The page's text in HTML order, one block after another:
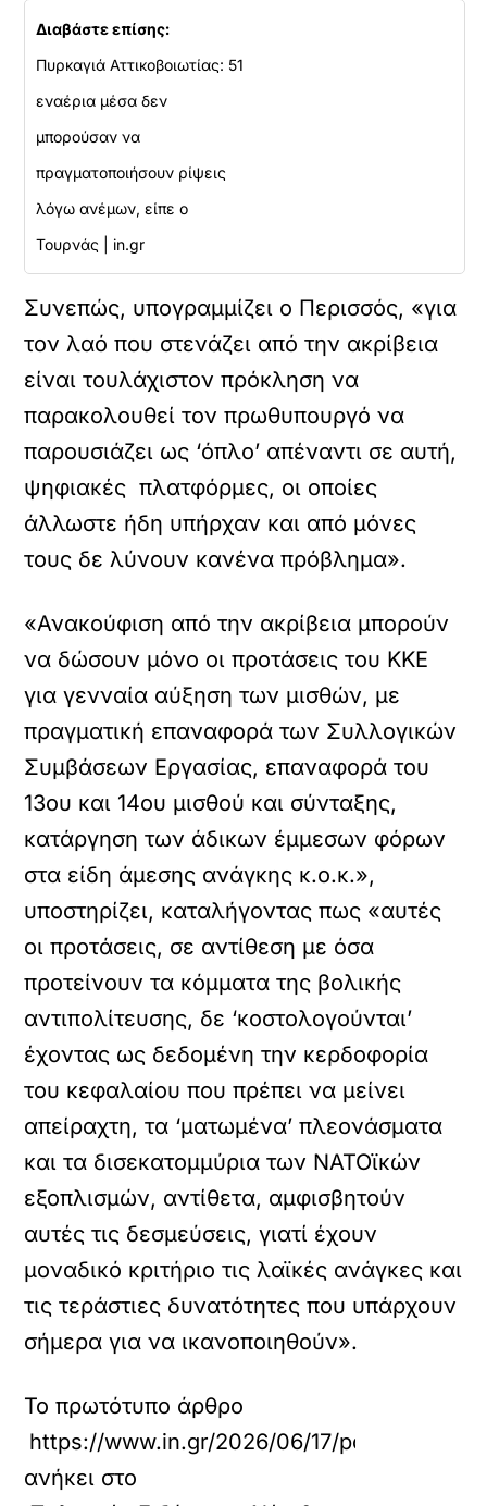
Διαβάστε επίσης:
Πυρκαγιά Αττικοβοιωτίας: 51
εναέρια μέσα δεν
μπορούσαν να
πραγματοποιήσουν ρίψεις
λόγω ανέμων, είπε ο
Τουρνάς | in.gr
Συνεπώς, υπογραμμίζει ο Περισσός, «για
τον λαό που στενάζει από την ακρίβεια
είναι τουλάχιστον πρόκληση να
παρακολουθεί τον πρωθυπουργό να
παρουσιάζει ως ‘όπλο’ απέναντι σε αυτή,
ψηφιακές πλατφόρμες, οι οποίες
άλλωστε ήδη υπήρχαν και από μόνες
τους δε λύνουν κανένα πρόβλημα».
«Ανακούφιση από την ακρίβεια μπορούν
να δώσουν μόνο οι προτάσεις του ΚΚΕ
για γενναία αύξηση των μισθών, με
πραγματική επαναφορά των Συλλογικών
Συμβάσεων Εργασίας, επαναφορά του
13ου και 14ου μισθού και σύνταξης,
κατάργηση των άδικων έμμεσων φόρων
στα είδη άμεσης ανάγκης κ.ο.κ.»,
υποστηρίζει, καταλήγοντας πως «αυτές
οι προτάσεις, σε αντίθεση με όσα
προτείνουν τα κόμματα της βολικής
αντιπολίτευσης, δε ‘κοστολογούνται’
έχοντας ως δεδομένη την κερδοφορία
του κεφαλαίου που πρέπει να μείνει
απείραχτη, τα ‘ματωμένα’ πλεονάσματα
και τα δισεκατομμύρια των ΝΑΤΟϊκών
εξοπλισμών, αντίθετα, αμφισβητούν
αυτές τις δεσμεύσεις, γιατί έχουν
μοναδικό κριτήριο τις λαϊκές ανάγκες και
τις τεράστιες δυνατότητες που υπάρχουν
σήμερα για να ικανοποιηθούν».
Το πρωτότυπο άρθρο
https://www.in.gr/2026/06/17/politics/
ανήκει στο